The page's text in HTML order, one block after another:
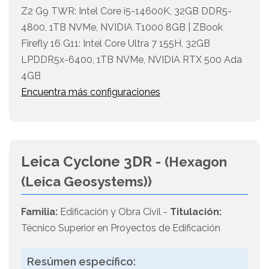
Z2 G9 TWR: Intel Core i5-14600K, 32GB DDR5-
4800, 1TB NVMe, NVIDIA T1000 8GB | ZBook
Firefly 16 G11: Intel Core Ultra 7 155H, 32GB
LPDDR5x-6400, 1TB NVMe, NVIDIA RTX 500 Ada
4GB
Encuentra más configuraciones
Leica Cyclone 3DR - (Hexagon
(Leica Geosystems))
Familia: Edificación y Obra Civil - Titulación:
Técnico Superior en Proyectos de Edificación
Resúmen específico: